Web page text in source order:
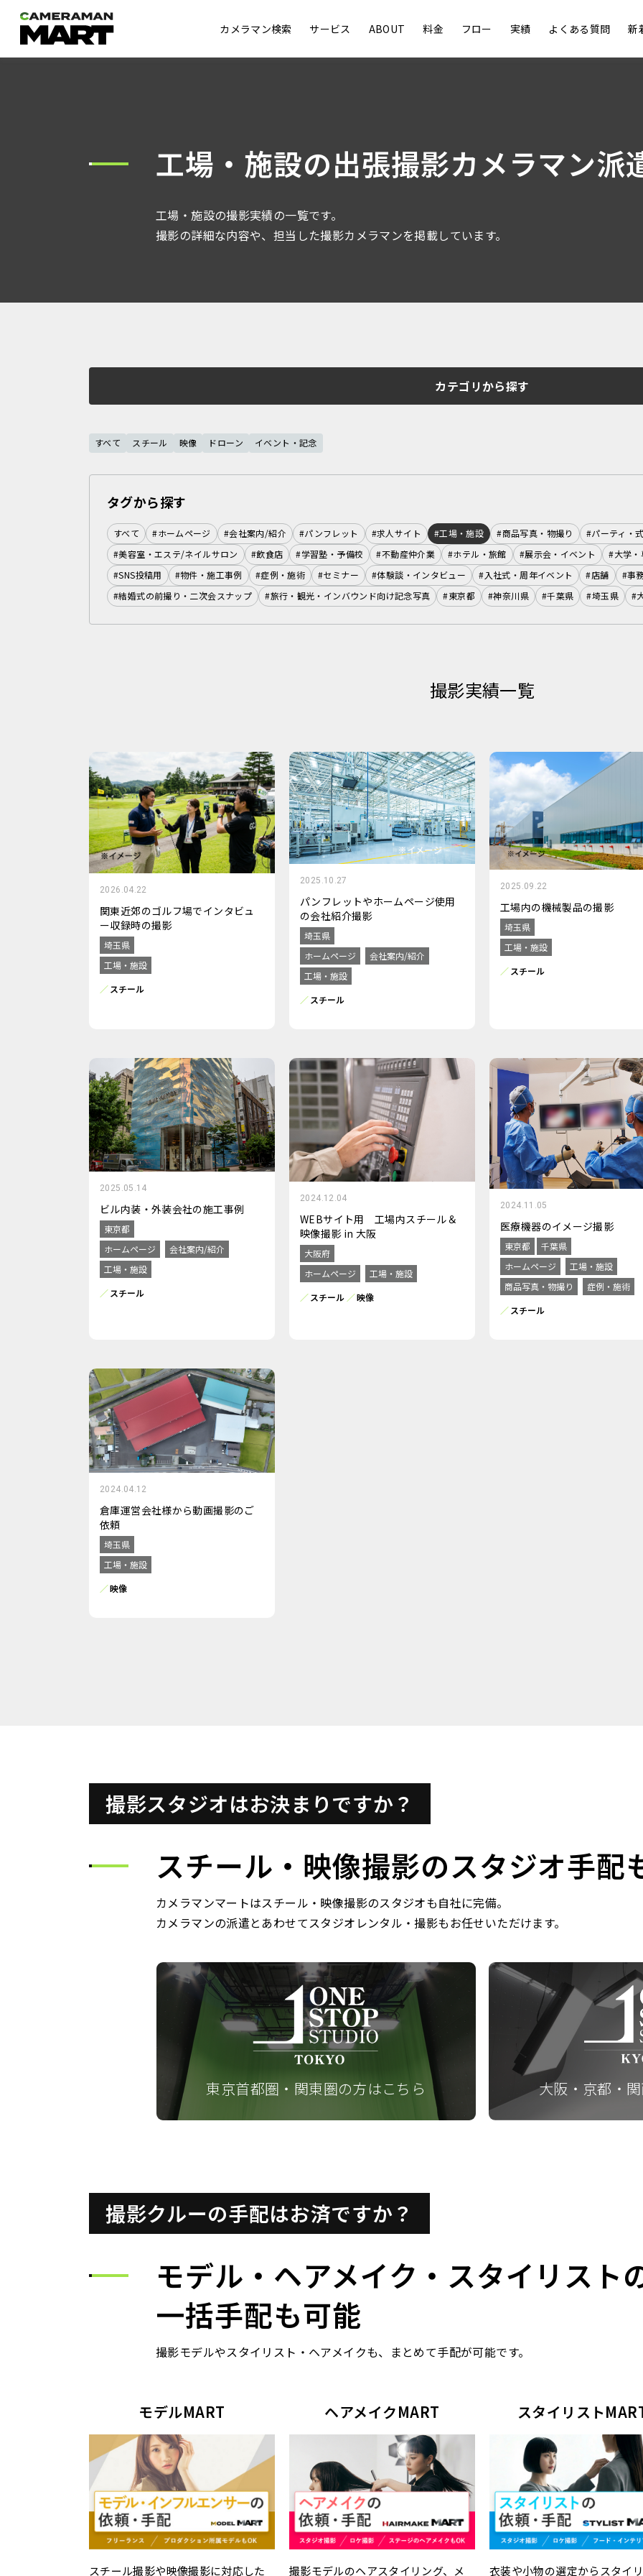
カメラマン検索 サービス ABOUT 料金 フロー 実績 よくある質問 新
工場・施設の出張撮影カメラマン派
工場・施設の撮影実績の一覧です。
撮影の詳細な内容や、担当した撮影カメラマンを掲載しています。
カテゴリから探す
すべて スチール 映像 ドローン イベント・記念
タグから探す
すべて #ホームページ #会社案内/紹介 #パンフレット #求人サイト #工場・施設 #商品写真・物撮り
#パーティ・
#美容室・エステ/ネイルサロン
#飲食店 #学習塾・予備校 #不動産仲介業 #ホテル・旅館 #展示会・イベント
#大学
#SNS投稿用
#物件・施工事例 #症例・施術 #セミナー #体験談・インタビュー #入社式・周年イベント #店舗
#事
#結婚式の前撮り・二次会スナップ
#旅行・観光・インバウンド向け記念写真 #東京都 #神奈川県 #千葉県 #埼玉県 #
撮影実績一覧
2026.04.22
関東近郊のゴルフ場でインタビュ
ー収録時の撮影
埼玉県
工場・施設
スチール
2025.10.27
パンフレットやホームページ使用
の会社紹介撮影
埼玉県
ホームページ
会社案内/紹介
工場・施設
スチール
2025.09.22
工場内の機械製品の撮影
埼玉県
工場・施設
スチール
2025.05.14
ビル内装・外装会社の施工事例
東京都
ホームページ
会社案内/紹介
工場・施設
スチール
2024.12.04
WEBサイト用 工場内スチール＆
映像撮影 in 大阪
大阪府
ホームページ
工場・施設
スチール
映像
2024.11.05
医療機器のイメージ撮影
東京都
千葉県
ホームページ
工場・施設
商品写真・物撮り
症例・施術
スチール
2024.04.12
倉庫運営会社様から動画撮影のご
依頼
埼玉県
工場・施設
映像
撮影スタジオはお決まりですか？
スチール・映像撮影のスタジオ手配
カメラマンマートはスチール・映像撮影のスタジオも自社に完備。
カメラマンの派遣とあわせてスタジオレンタル・撮影もお任せいただけます。
東京首都圏・関東圏の方はこちら 大阪・京都・
撮影クルーの手配はお済ですか？
モデル・ヘアメイク・スタイリスト
一括手配も可能
撮影モデルやスタイリスト・ヘアメイクも、まとめて手配が可能です。
モデルMART
スチール撮影や映像撮影に対応した
ヘアメイクMART
撮影モデルのヘアスタイリング、メ
スタイリスト
衣装や小物の選定からスタイ